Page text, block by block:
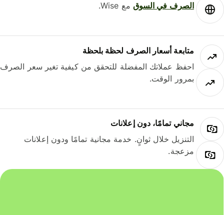
الصرف في السوقمع Wise.
متابعة أسعار الصرف لحظة بلحظة
احفظ عملاتك المفضلة للتحقق من كيفية تغير سعر الصرف
بمرور الوقت.
مجاني تمامًا، دون إعلانات
التنزيل خلال ثوانٍ. خدمة مجانية تمامًا ودون إعلانات
مزعجة.